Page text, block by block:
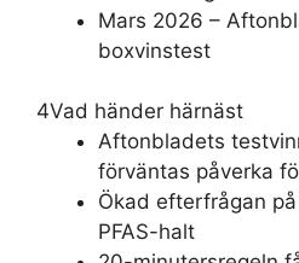
Mars 2026 –
boxvinstest
4Vad händer härnäst
Aftonbladets
förväntas påverka
Ökad efterfrågan
PFAS-halt